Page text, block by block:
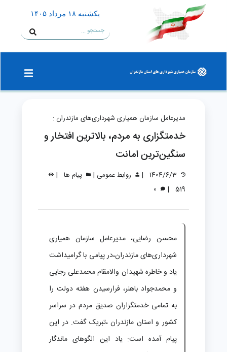
يكشنبه ۱۸ مرداد ۱۴۰۵
مدیرعامل سازمان همیاری شهرداری‌های مازندران :
خدمتگزاری به مردم، بالاترین افتخار و
سنگین‌ترین امانت
| روابط عمومی | پیام ها |
519
|
محسن رضایی، مدیرعامل سازمان همیاری
شهرداری‌های مازندران،در پیامی با گرامیداشت
یاد و خاطره شهیدان والامقام محمدعلی رجایی
و محمدجواد باهنر، فرارسیدن هفته دولت را
به تمامی خدمتگزاران صدیق مردم در سراسر
کشور و استان مازندران ،تبریک گفت. در این
پیام آمده است: یاد این الگوهای ماندگار